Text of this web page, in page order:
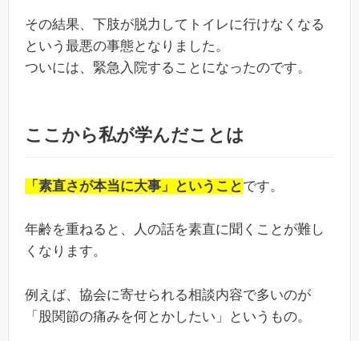
その結果、下肢が脱力してトイレに行けなくなる
という最悪の事態となりました。
ついには、緊急入院することになったのです。
ここから私が学んだことは
「素直さが本当に大事」ということ です。
年齢を重ねると、人の話を素直に聞くことが難し
くなります。
例えば、協会に寄せられる相談内容で多いのが
「股関節の痛みを何とかしたい」というもの。